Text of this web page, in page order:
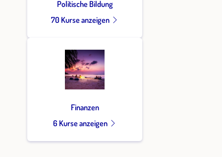
Politische Bildung
70 Kurse anzeigen
Finanzen
6 Kurse anzeigen